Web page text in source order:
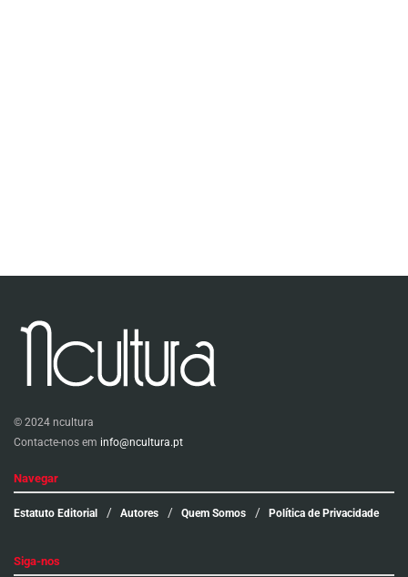
© 2024 ncultura
Contacte-nos em info@ncultura.pt
Navegar
Estatuto Editorial Autores Quem Somos Política de Privacidade
Siga-nos